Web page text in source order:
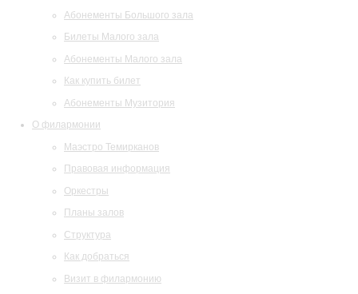
Абонементы Большого зала
Билеты Малого зала
Абонементы Малого зала
Как купить билет
Абонементы Музитория
О филармонии
Маэстро Темирканов
Правовая информация
Оркестры
Планы залов
Структура
Как добраться
Визит в филармонию